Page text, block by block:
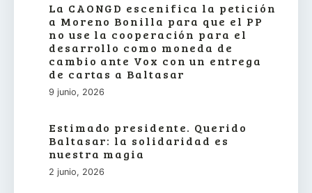
La CAONGD escenifica la petición
a Moreno Bonilla para que el PP
no use la cooperación para el
desarrollo como moneda de
cambio ante Vox con un entrega
de cartas a Baltasar
9 junio, 2026
Estimado presidente. Querido
Baltasar: la solidaridad es
nuestra magia
2 junio, 2026